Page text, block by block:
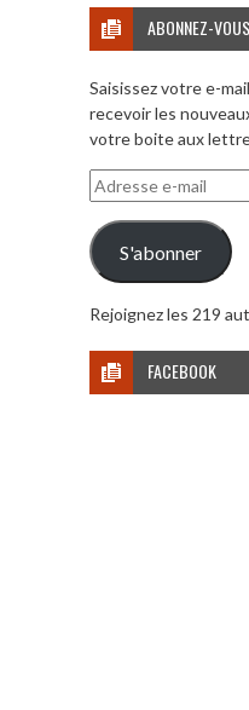
ABONNEZ-VOUS
Saisissez votre e-
recevoir les
votre boite aux
Adresse
e-
mail
S'abonner
Rejoignez les 219
FACEBOOK